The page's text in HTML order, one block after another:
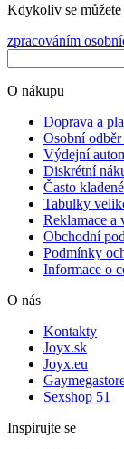
Kdykoliv se můžete
zpracováním
O nákupu
Doprava a
Osobní
Výdejní
Diskrétní
Často
Tabulky
Reklamace a
Obchodní
Podmínky
Informace o
O nás
Kontakty
Joyx.sk
Joyx.eu
Sexshop 51
Inspirujte se